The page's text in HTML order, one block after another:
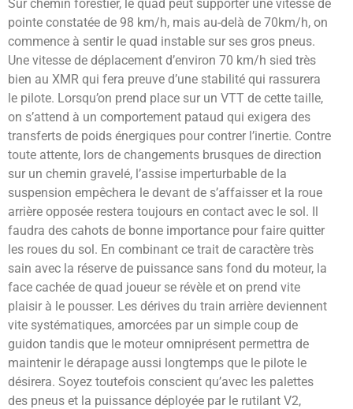
Sur chemin forestier, le quad peut supporter une vitesse de
pointe constatée de 98 km/h, mais au-delà de 70km/h, on
commence à sentir le quad instable sur ses gros pneus.
Une vitesse de déplacement d’environ 70 km/h sied très
bien au XMR qui fera preuve d’une stabilité qui rassurera
le pilote. Lorsqu’on prend place sur un VTT de cette taille,
on s’attend à un comportement pataud qui exigera des
transferts de poids énergiques pour contrer l’inertie. Contre
toute attente, lors de changements brusques de direction
sur un chemin gravelé, l’assise imperturbable de la
suspension empêchera le devant de s’affaisser et la roue
arrière opposée restera toujours en contact avec le sol. Il
faudra des cahots de bonne importance pour faire quitter
les roues du sol. En combinant ce trait de caractère très
sain avec la réserve de puissance sans fond du moteur, la
face cachée de quad joueur se révèle et on prend vite
plaisir à le pousser. Les dérives du train arrière deviennent
vite systématiques, amorcées par un simple coup de
guidon tandis que le moteur omniprésent permettra de
maintenir le dérapage aussi longtemps que le pilote le
désirera. Soyez toutefois conscient qu’avec les palettes
des pneus et la puissance déployée par le rutilant V2,